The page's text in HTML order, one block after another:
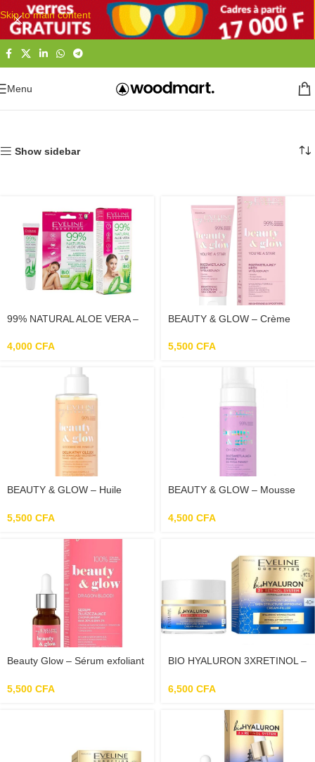
Skip to main content
Menu
Show sidebar
99% NATURAL ALOE VERA –
4,000 CFA
BEAUTY & GLOW – Crème
5,500 CFA
BEAUTY & GLOW – Huile
Légère Pour Le Visage –
5,500 CFA
BEAUTY & GLOW – Mousse
Visage – 150ml
4,500 CFA
Beauty Glow – Sérum exfoliant
30% et BHA 2% – 18ml
5,500 CFA
BIO HYALURON 3XRETINOL –
Pour Le Visage 40+ – 50ml
6,500 CFA